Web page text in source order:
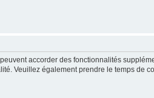
accorder des fonctionnalités
Veuillez également prendre le temps de